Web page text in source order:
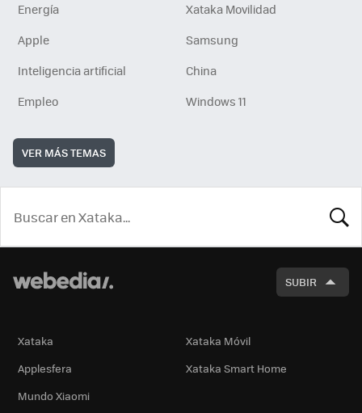
Energía
Xataka Movilidad
Apple
Samsung
Inteligencia artificial
China
Empleo
Windows 11
VER MÁS TEMAS
SUBIR
Xataka
Xataka Móvil
Applesfera
Xataka Smart Home
Mundo Xiaomi